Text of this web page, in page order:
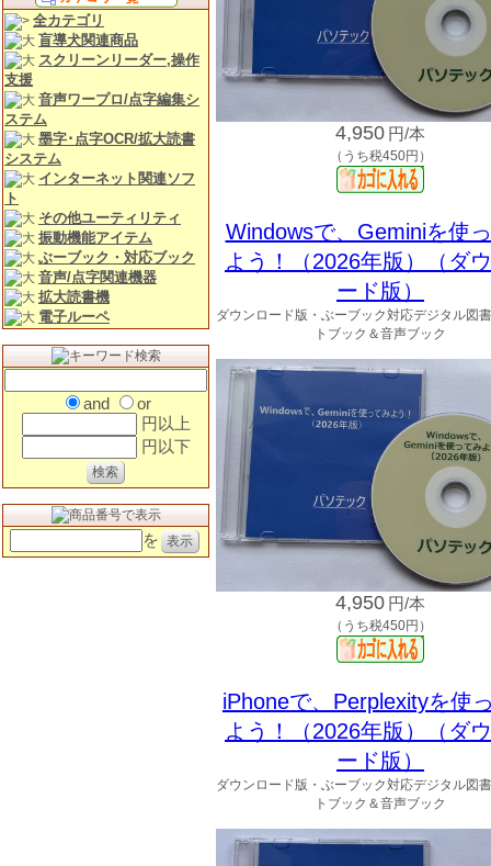
全カテゴリ
盲導犬関連商品
スクリーンリーダー,操作
支援
音声ワープロ/点字編集シ
ステム
墨字･点字OCR/拡大読書
システム
インターネット関連ソフ
ト
その他ユーティリティ
振動機能アイテム
ぶーブック・対応ブック
音声/点字関連機器
拡大読書機
電子ルーペ
and
or
円以上
円以下
を
4,950 円/本
（うち税450円）
Windowsで、Geminiを使
よう！（2026年版）（ダ
ード版）
ダウンロード版・ぶーブック対応デジタル図
トブック＆音声ブック
4,950 円/本
（うち税450円）
iPhoneで、Perplexityを使
よう！（2026年版）（ダ
ード版）
ダウンロード版・ぶーブック対応デジタル図
トブック＆音声ブック